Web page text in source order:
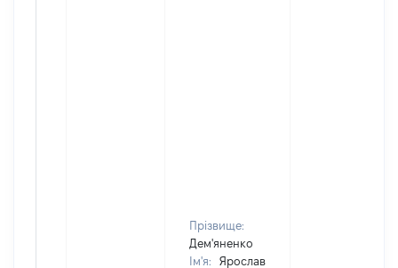
Прізвище:
Дем'яненко
Ім'я:
Ярослав